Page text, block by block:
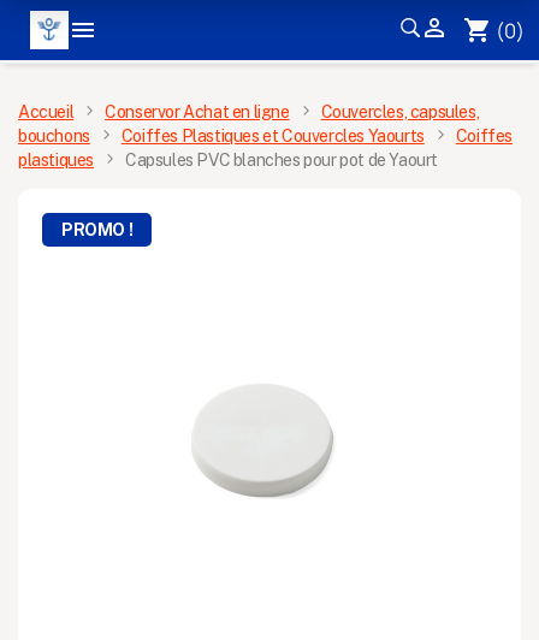
  shopping_cart (0)
MENU
Accueil Conservor Achat en ligne
Couvercles, capsules,
bouchons
Coiffes Plastiques et Couvercles Yaourts
Coiffes
plastiques
Capsules PVC blanches pour pot de Yaourt
PROMO !